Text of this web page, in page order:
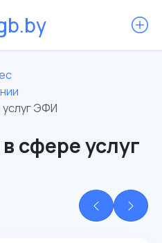
b.by
ЭФИ
сфере услуг